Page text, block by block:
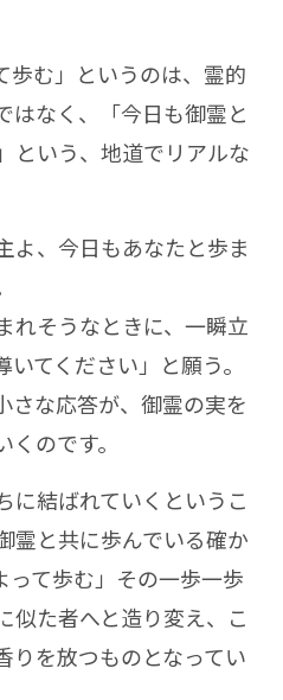
歩む」というのは、霊的
はなく、「今日も御霊と
という、地道でリアルな
よ、今日もあなたと歩ま
れそうなときに、一瞬立
てください」と願う。
さな応答が、御霊の実を
のです。
に結ばれていくというこ
霊と共に歩んでいる確か
って歩む」その一歩一歩
似た者へと造り変え、こ
りを放つものとなってい